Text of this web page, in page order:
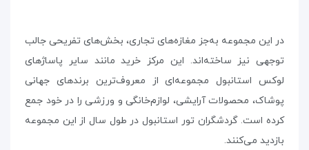
در این مجموعه به‌جز مغازه‌های تجاری، بخش‌های تفریحی جالب
توجهی نیز ساخته‌اند. این مرکز خرید مانند سایر پاساژهای
لوکس استانبول مجموعه‌ای از معروف‌ترین برندهای جهانی
پوشاک، محصولات آرایشی، لوازم‌خانگی و ورزشی را در خود جمع
کرده است. گردشگران تور استانبول در طول سال از این مجموعه
بازدید می‌کنند.